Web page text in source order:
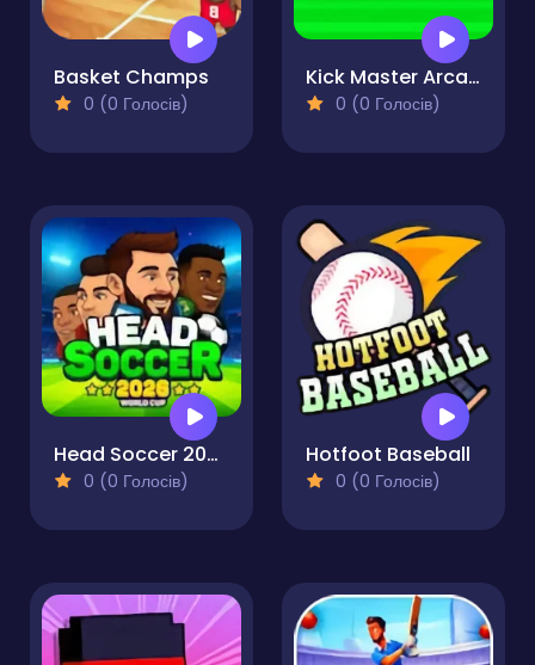
Basket Champs
0 (0 Голосів)
Kick Master Arcade
0 (0 Голосів)
Head Soccer 2026
0 (0 Голосів)
Hotfoot Baseball
0 (0 Голосів)